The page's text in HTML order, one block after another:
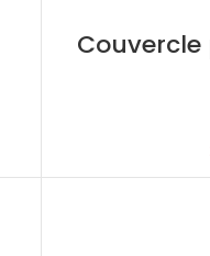
Couvercle